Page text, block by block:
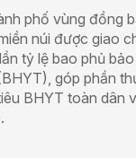
phố vùng đồng
núi được giao
tỷ lệ bao phủ bảo
góp phần
BHYT toàn dân